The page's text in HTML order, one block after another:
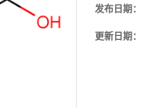
发布日期：
更新日期：